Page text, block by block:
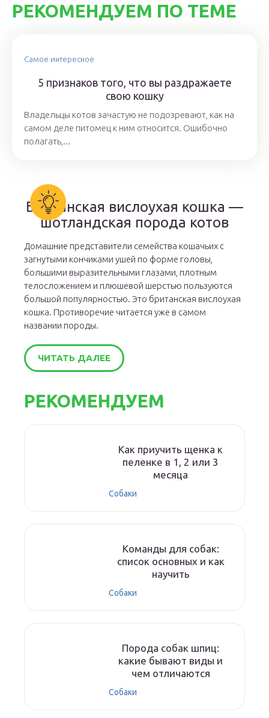
РЕКОМЕНДУЕМ ПО ТЕМЕ
Самое интересное
5 признаков того, что вы раздражаете
свою кошку
Владельцы котов зачастую не подозревают, как на
самом деле питомец к ним относится. Ошибочно
полагать,...
Британская вислоухая кошка —
шотландская порода котов
Домашние представители семейства кошачьих с
загнутыми кончиками ушей по форме головы,
большими выразительными глазами, плотным
телосложением и плюшевой шерстью пользуются
большой популярностью. Это британская вислоухая
кошка. Противоречие читается уже в самом
названии породы.
ЧИТАТЬ ДАЛЕЕ
РЕКОМЕНДУЕМ
Как приучить щенка к
пеленке в 1, 2 или 3
месяца
Собаки
Команды для собак:
список основных и как
научить
Собаки
Порода собак шпиц:
какие бывают виды и
чем отличаются
Собаки